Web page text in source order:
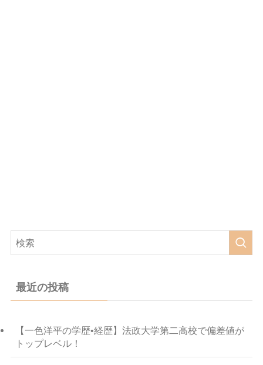
最近の投稿
【一色洋平の学歴•経歴】法政大学第二高校で偏差値が
トップレベル！